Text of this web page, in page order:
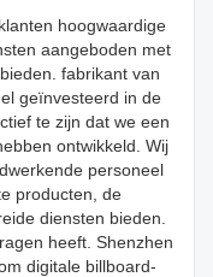
klanten hoogwaardige
aangeboden met
fabrikant van
geïnvesteerd in de
te zijn dat we een
ontwikkeld. Wij
personeel
producten, de
diensten bieden.
heeft. Shenzhen
digitale billboard-